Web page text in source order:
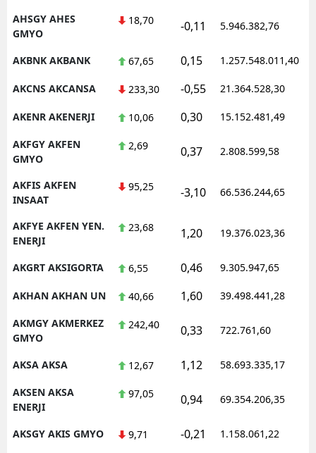
AHSGY AHES
GMYO
18,70 -0,11 5.946.382,76
AKBNK AKBANK 67,65 0,15 1.257.548.011,40
AKCNS AKCANSA 233,30 -0,55 21.364.528,30
AKENR AKENERJI 10,06 0,30 15.152.481,49
AKFGY AKFEN
GMYO
2,69 0,37 2.808.599,58
AKFIS AKFEN
INSAAT
95,25 -3,10 66.536.244,65
AKFYE AKFEN YEN.
ENERJI
23,68 1,20 19.376.023,36
AKGRT AKSIGORTA 6,55 0,46 9.305.947,65
AKHAN AKHAN UN 40,66 1,60 39.498.441,28
AKMGY AKMERKEZ
GMYO
242,40 0,33 722.761,60
AKSA AKSA 12,67 1,12 58.693.335,17
AKSEN AKSA
ENERJI
97,05 0,94 69.354.206,35
AKSGY AKIS GMYO 9,71 -0,21 1.158.061,22